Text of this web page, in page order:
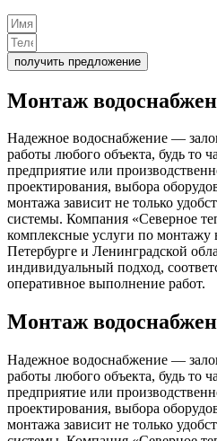
получить предложение
Монтаж
Надежное водоснабжение —
работы любого объекта, будь то
предприятие или
проектирования, выбора
монтажа зависит не только
системы. Компания «Северное
комплексные услуги по монтажу
Петербурге и Ленинградской
индивидуальный подход,
оперативное выполнение работ.
Монтаж
Надежное водоснабжение —
работы любого объекта, будь то
предприятие или
проектирования, выбора
монтажа зависит не только